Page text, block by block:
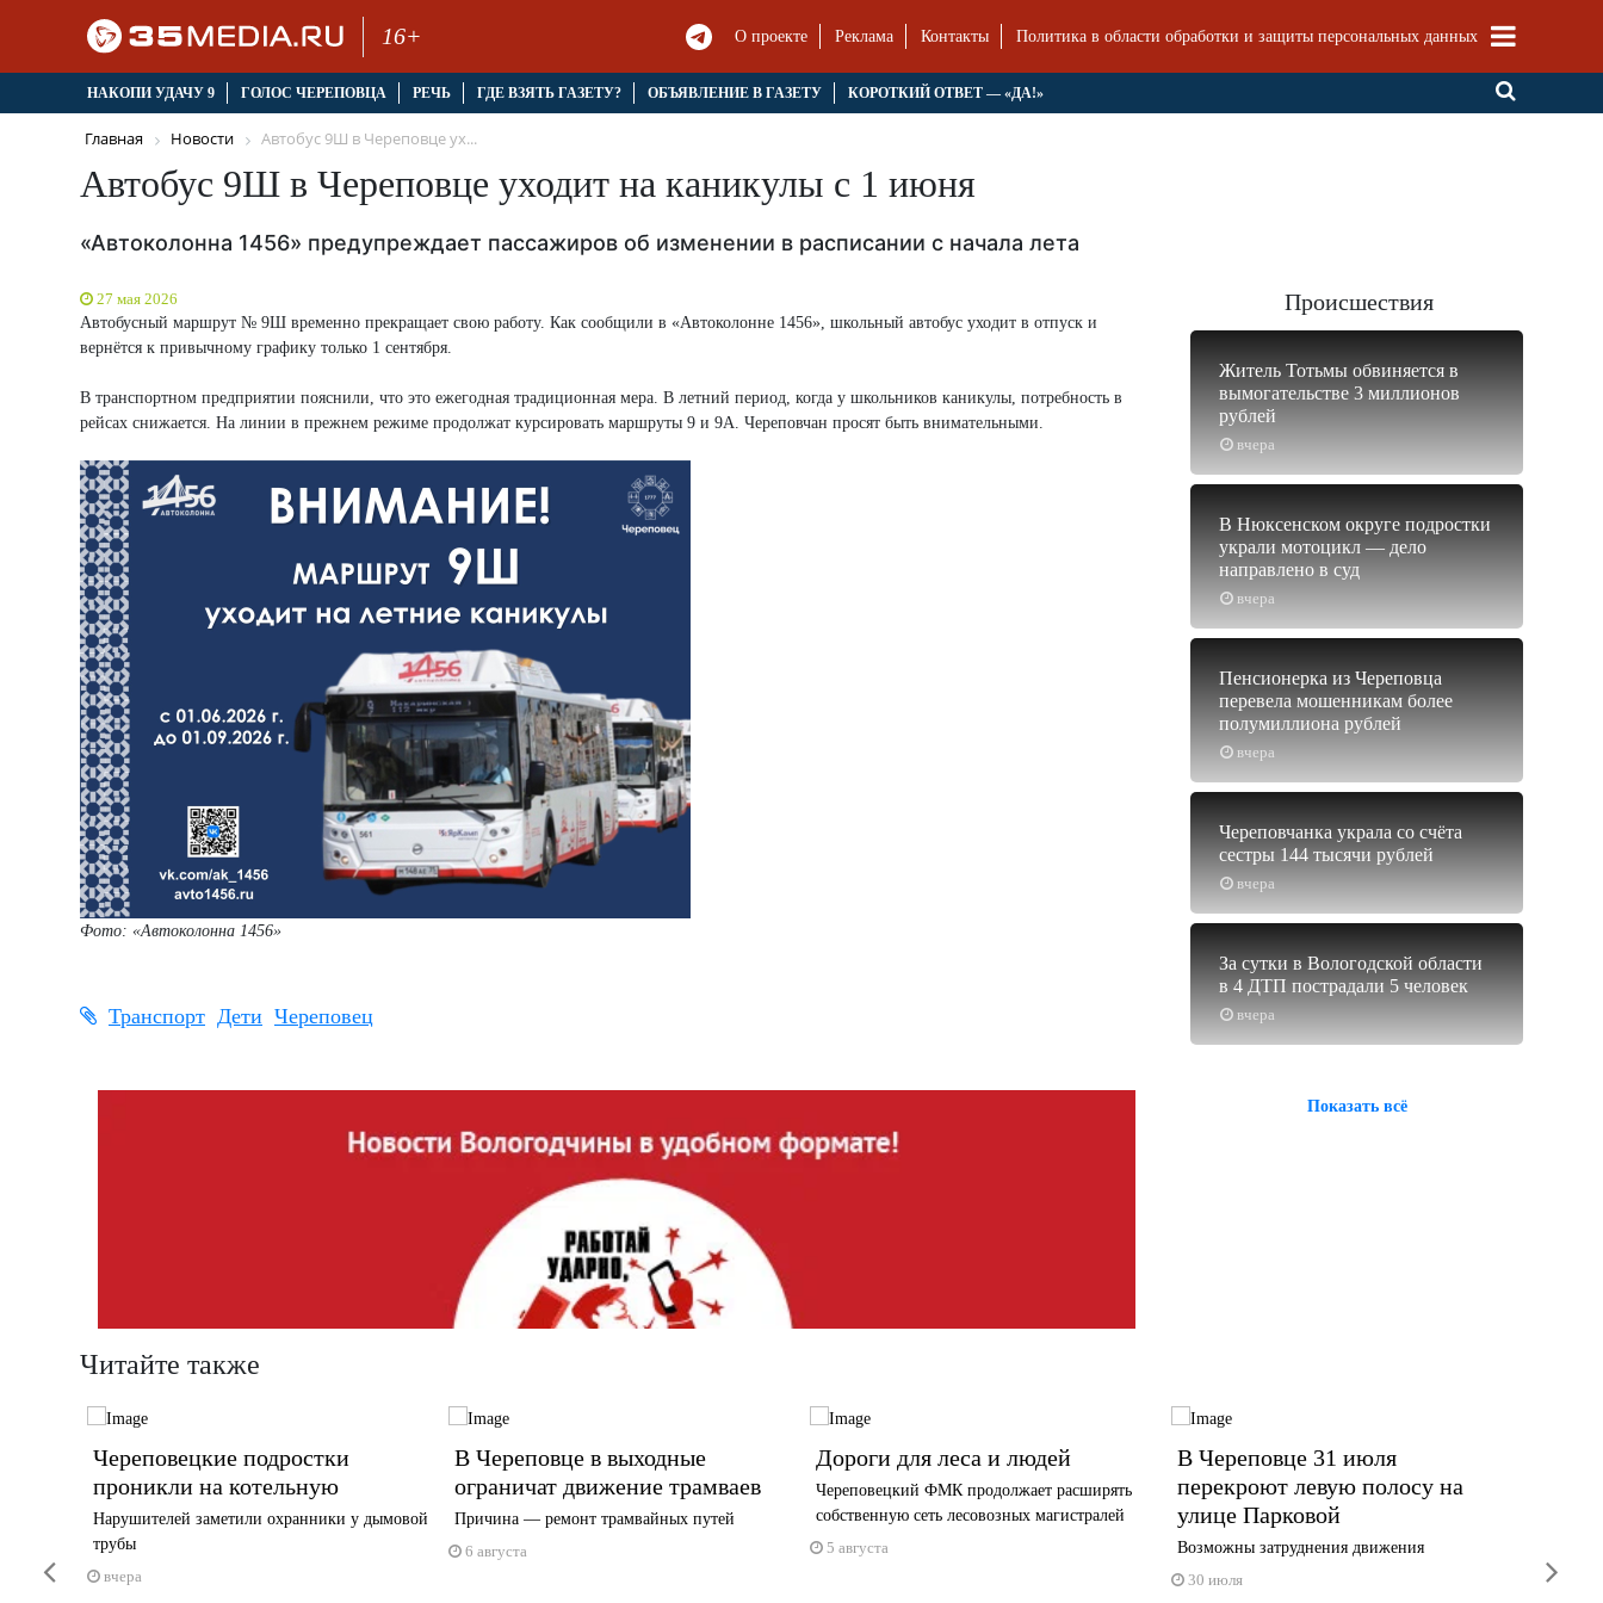
16+ О проекте Реклама Контакты Политика в области обработки и защиты персональных данных
НАКОПИ УДАЧУ 9 ГОЛОС ЧЕРЕПОВЦА РЕЧЬ ГДЕ ВЗЯТЬ ГАЗЕТУ? ОБЪЯВЛЕНИЕ В ГАЗЕТУ КОРОТКИЙ ОТВЕТ — «ДА!»
Главная Новости Автобус 9Ш в Череповце ух...
Автобус 9Ш в Череповце уходит на каникулы с 1 июня
«Автоколонна 1456» предупреждает пассажиров об изменении в расписании с начала лета
27 мая 2026
Автобусный маршрут № 9Ш временно прекращает свою работу. Как сообщили в «Автоколонне 1456», школьный автобус уходит в отпуск и
вернётся к привычному графику только 1 сентября.
В транспортном предприятии пояснили, что это ежегодная традиционная мера. В летний период, когда у школьников каникулы, потребность в
рейсах снижается. На линии в прежнем режиме продолжат курсировать маршруты 9 и 9А. Череповчан просят быть внимательными.
Фото: «Автоколонна 1456»
Транспорт Дети Череповец
Происшествия
вчера
Житель Тотьмы обвиняется в
вымогательстве 3 миллионов
рублей
вчера
В Нюксенском округе подростки
украли мотоцикл — дело
направлено в суд
вчера
Пенсионерка из Череповца
перевела мошенникам более
полумиллиона рублей
вчера
Череповчанка украла со счёта
сестры 144 тысячи рублей
вчера
За сутки в Вологодской области
в 4 ДТП пострадали 5 человек
Показать всё
Читайте также
Череповецкие подростки
проникли на котельную
Нарушителей заметили охранники у дымовой
трубы
вчера
В Череповце в выходные
ограничат движение трамваев
Причина — ремонт трамвайных путей
6 августа
Дороги для леса и людей
Череповецкий ФМК продолжает расширять
собственную сеть лесовозных магистралей
5 августа
В Череповце 31 июля
перекроют левую полосу на
улице Парковой
Возможны затруднения движения
30 июля
30 июля